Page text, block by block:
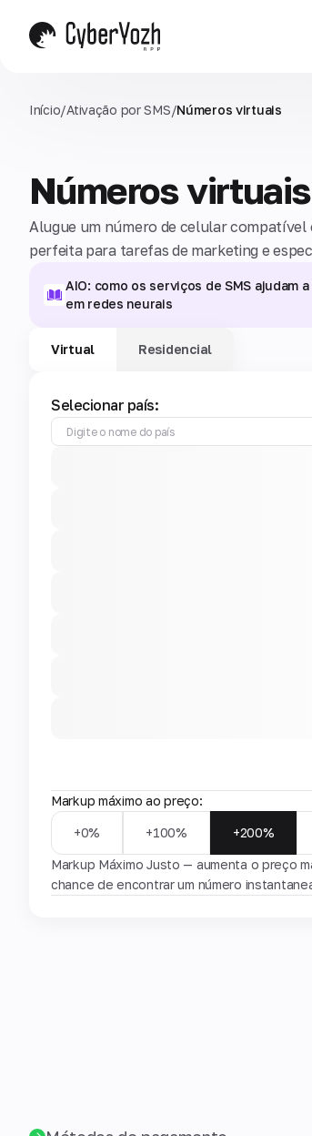
Início/Ativação por SMS/Números virtuais
Números
Alugue um número de celular compatível
perfeita para tarefas de marketing e
AIO: como os serviços de SMS ajudam
em redes neurais
Virtual Residencial
Selecionar país:
Markup máximo ao preço:
+0% +100% +200%
Markup Máximo Justo — aumenta o preço
chance de encontrar um número